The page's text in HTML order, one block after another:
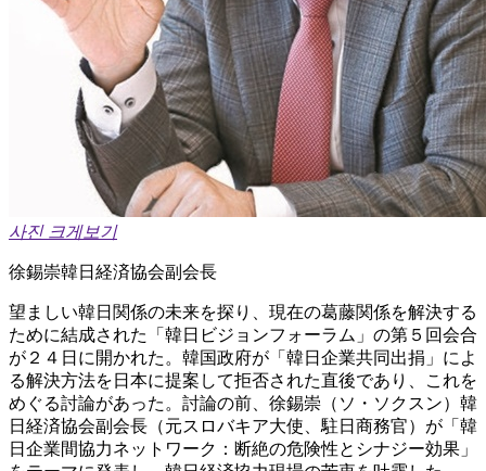
사진 크게보기
徐錫崇韓日経済協会副会長
望ましい韓日関係の未来を探り、現在の葛藤関係を解決する
ために結成された「韓日ビジョンフォーラム」の第５回会合
が２４日に開かれた。韓国政府が「韓日企業共同出捐」によ
る解決方法を日本に提案して拒否された直後であり、これを
めぐる討論があった。討論の前、徐錫崇（ソ・ソクスン）韓
日経済協会副会長（元スロバキア大使、駐日商務官）が「韓
日企業間協力ネットワーク：断絶の危険性とシナジー効果」